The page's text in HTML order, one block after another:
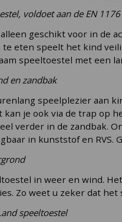
voldoet aan de EN
geschikt voor in de
eten speelt het kind
speeltoestel met een
en zandbak
speelplezier aan
kan je ook via de trap op
verder in de zandbak.
in kunststof en
in weer en wind.
Zo weet u zeker dat het
speeltoestel